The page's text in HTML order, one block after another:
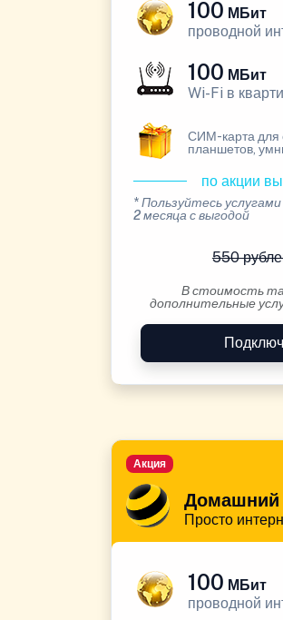
100 МБит
проводной
100 МБит
Wi-Fi в
СИМ-карта для
планшетов,
по акции
* Пользуйтесь услугами
2 месяца с выгодой
550
В стоимость
дополнительные
Домашний
Просто
Акция
100 МБит
проводной